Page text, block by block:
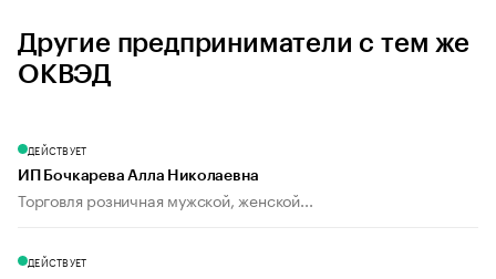
Другие предприниматели с тем же
ОКВЭД
ДЕЙСТВУЕТ
ИП Бочкарева Алла Николаевна
Торговля розничная мужской, женской...
ДЕЙСТВУЕТ